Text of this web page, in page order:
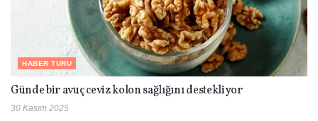
HABER TURU
Günde bir avuç ceviz kolon sağlığını destekliyor
30 Kasım 2025